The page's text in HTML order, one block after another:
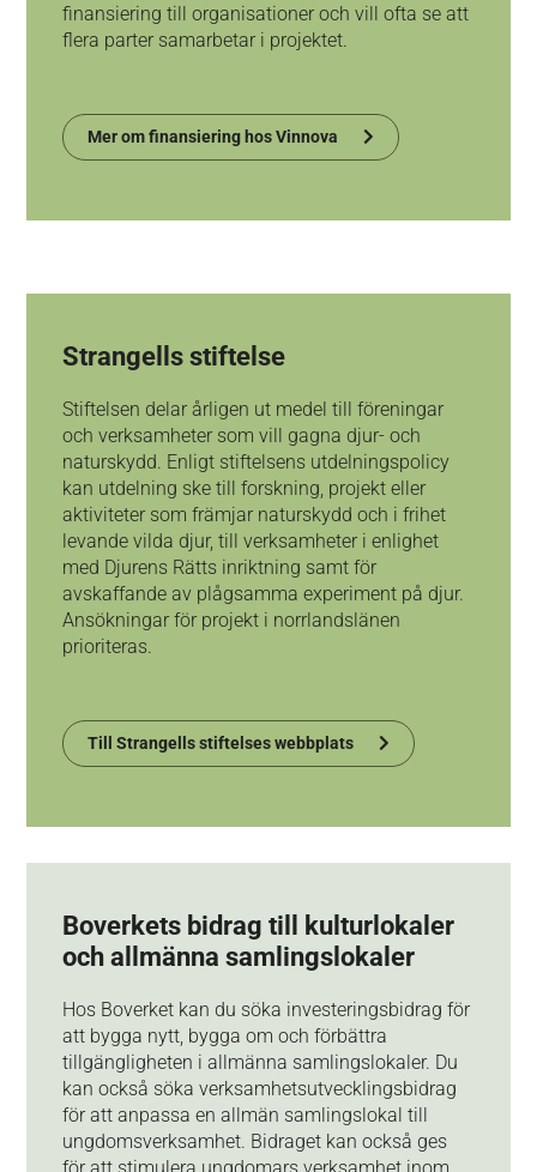
finansiering till organisationer och vill ofta se att
flera parter samarbetar i projektet.
Mer om finansiering hos Vinnova
Strangells stiftelse
Stiftelsen delar årligen ut medel till föreningar
och verksamheter som vill gagna djur- och
naturskydd. Enligt stiftelsens utdelningspolicy
kan utdelning ske till forskning, projekt eller
aktiviteter som främjar naturskydd och i frihet
levande vilda djur, till verksamheter i enlighet
med Djurens Rätts inriktning samt för
avskaffande av plågsamma experiment på djur.
Ansökningar för projekt i norrlandslänen
prioriteras.
Till Strangells stiftelses webbplats
Boverkets bidrag till kulturlokaler
och allmänna samlingslokaler
Hos Boverket kan du söka investeringsbidrag för
att bygga nytt, bygga om och förbättra
tillgängligheten i allmänna samlingslokaler. Du
kan också söka verksamhetsutvecklings­bidrag
för att anpassa en allmän samlingslokal till
ungdomsverksamhet. Bidraget kan också ges